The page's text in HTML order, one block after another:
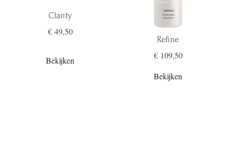
Clarity
€ 49,50
Bekijken
Refine
€ 109,50
Bekijken